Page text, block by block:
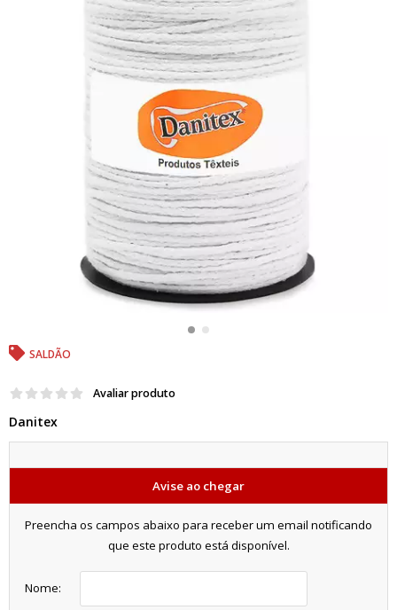
SALDÃO
Avaliar produto
Danitex
Avise ao chegar
Preencha os campos abaixo para receber um email notificando
que este produto está disponível.
Nome: